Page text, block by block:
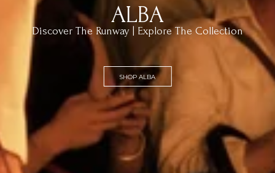
ALBA
Discover The Runway | Explore The Collection
SHOP ALBA